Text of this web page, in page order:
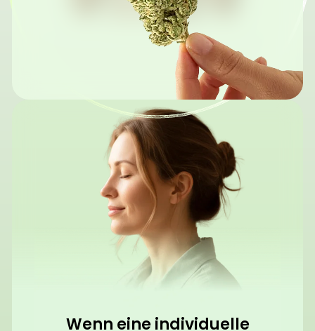
Wenn eine individuelle